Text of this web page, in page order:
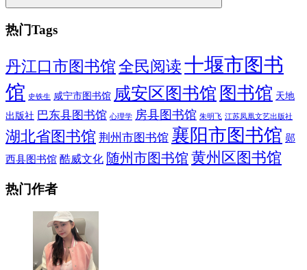
热门Tags
丹江口市图书馆 全民阅读十堰市图书
馆 史铁生 咸宁市图书馆 咸安区图书馆 图书馆 天地
出版社 巴东县图书馆 心理学 房县图书馆 朱明飞 江苏凤凰文艺出版社
湖北省图书馆 荆州市图书馆 襄阳市图书馆 郧
西县图书馆 酷威文化 随州市图书馆 黄州区图书馆
热门作者